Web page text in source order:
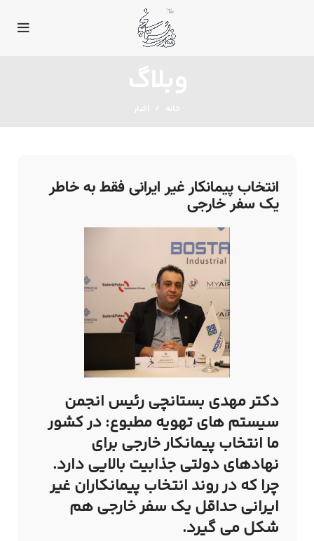
انتخاب پیمانکار غیر ایرانی فقط به خاطر
یک سفر خارجی
دکترمهدی بستانچیرئیس انجمن
سیستم های تهویه مطبوع: در کشور
ما انتخاب پیمانکار خارجی برای
نهادهای دولتی جذابیت بالایی دارد.
چرا که در روند انتخاب پیمانکاران غیر
ایرانی حداقل یک سفر خارجی هم
شکل می گیرد.